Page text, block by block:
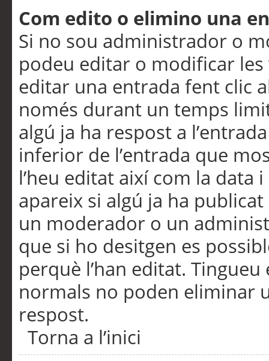
Com edito o elimino una
Si no sou administrador o
podeu editar o modificar
editar una entrada fent clic
només durant un temps
algú ja ha respost a
inferior de l’entrada que
l’heu editat així com la data
apareix si algú ja ha
un moderador o un
que si ho desitgen es
perquè l’han editat.
normals no poden eliminar
respost.
Torna a l’inici